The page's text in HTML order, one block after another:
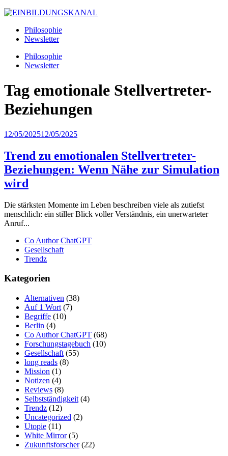
Philosophie
Newsletter
Philosophie
Newsletter
Tag emotionale Stellvertreter-
Beziehungen
12/05/202512/05/2025
Trend zu emotionalen Stellvertreter-
Beziehungen: Wenn Nähe zur Simulation
wird
Die stärksten Momente im Leben beschreiben viele als zutiefst
menschlich: ein stiller Blick voller Verständnis, ein unerwarteter
Anruf...
Co Author ChatGPT
Gesellschaft
Trendz
Kategorien
Alternativen (38)
Auf 1 Wort (7)
Begriffe (10)
Berlin (4)
Co Author ChatGPT (68)
Forschungstagebuch (10)
Gesellschaft (55)
long reads (8)
Mission (1)
Notizen (4)
Reviews (8)
Selbstständigkeit (4)
Trendz (12)
Uncategorized (2)
Utopie (11)
White Mirror(5)
Zukunftsforscher(22)